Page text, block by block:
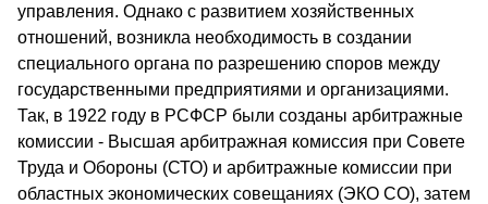
управления. Однако с развитием хозяйственных
отношений, возникла необходимость в создании
специального органа по разрешению споров между
государственными предприятиями и организациями.
Так, в 1922 году в РСФСР были созданы арбитражные
комиссии - Высшая арбитражная комиссия при Совете
Труда и Обороны (СТО) и арбитражные комиссии при
областных экономических совещаниях (ЭКО СО), затем